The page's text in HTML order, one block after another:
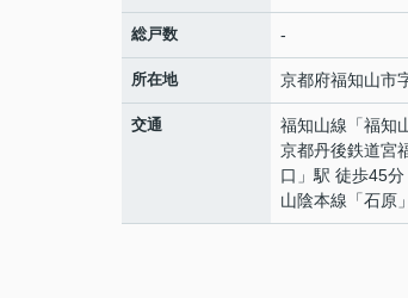
総戸数 -
所在地 京都府福知山市
交通 福知山線 「福知
京都丹後鉄道宮
口 」駅 徒歩45分
山陰本線 「石原